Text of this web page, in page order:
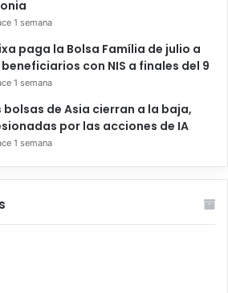
1 semana
paga la Bolsa Família de julio a
con NIS a finales del 9
1 semana
bolsas de Asia cierran a la baja,
por las acciones de IA
1 semana